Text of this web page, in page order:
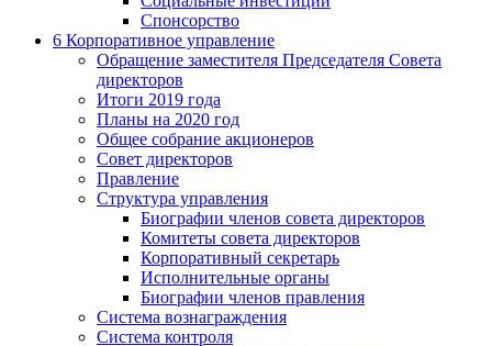
Спонсорство
6 Корпоративное управление
Обращение заместителя Председателя Совета
директоров
Итоги 2019 года
Планы на 2020 год
Общее собрание акционеров
Совет директоров
Правление
Структура управления
Биографии членов совета директоров
Комитеты совета директоров
Корпоративный секретарь
Исполнительные органы
Биографии членов правления
Система вознаграждения
Система контроля